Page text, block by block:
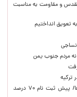
مقدس و مقاومت به مناسبت
تعویق انداختیم
نساجی
مردم جنوب یمن
صدور بیش از ۹۰ درصد هدایت تحصیلی نهمی ها/ پیش ثبت نام ۷۰ درصد